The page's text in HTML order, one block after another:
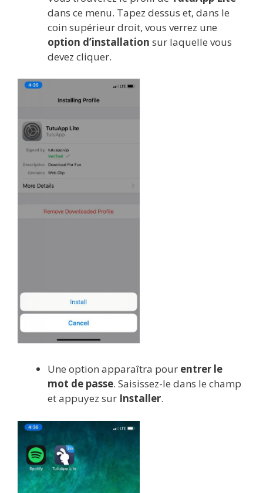
dans ce menu. Tapez dessus et, dans le
coin supérieur droit, vous verrez une
option d’installation sur laquelle vous
devez cliquer.
Une option apparaîtra pour entrer le
mot de passe. Saisissez-le dans le champ
et appuyez sur Installer.